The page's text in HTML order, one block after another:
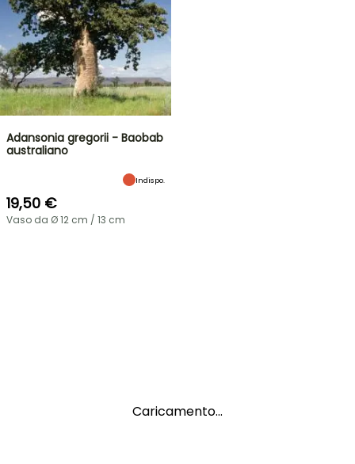
Adansonia gregorii - Baobab
australiano
Indispo.
19,50 €
Vaso da Ø 12 cm / 13 cm
Caricamento...